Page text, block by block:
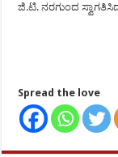
ಜಿ.ಟಿ. ನರಗುಂದ
Spread the love